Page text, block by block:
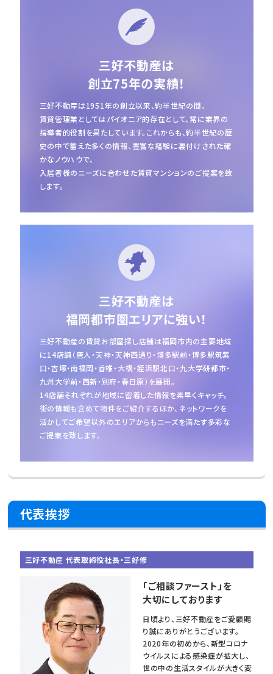
三好不動産は
創立75年の実績！
三好不動産は1951年の創立以来、約半世紀の間、
賃貸管理業としてはパイオニア的存在として、常に業界の
指導者的役割を果たしています。 これからも、約半世紀の歴
史の中で蓄えた多くの情報、豊富な経験に裏付けされた確
かなノウハウで、
入居者様のニーズに合わせた賃貸マンションのご提案を致
します。
三好不動産は
福岡都市圏エリアに強い！
三好不動産の賃貸お部屋探し店舗は福岡市内の主要地域
に14店舗（唐人・天神・天神西通り・博多駅前・博多駅筑紫
口・吉塚・南福岡・香椎・大橋・姪浜駅北口・九大学研都市・
九州大学前・西新・別府・春日原）を展開。
14店舗それぞれが地域に密着した情報を素早くキャッチ。
街の情報も含めて物件をご紹介するほか、 ネットワークを
活かしてご希望以外のエリアからもニーズを満たす多彩な
ご提案を致します。
代表挨拶
三好不動産 代表取締役社長・三好修
「ご相談ファースト」を
大切にしております
日頃より、三好不動産をご愛顧賜
り誠にありがとうございます。
2020年の初めから、新型コロナ
ウイルスによる感染症が拡大し、
世の中の生活スタイルが大きく変